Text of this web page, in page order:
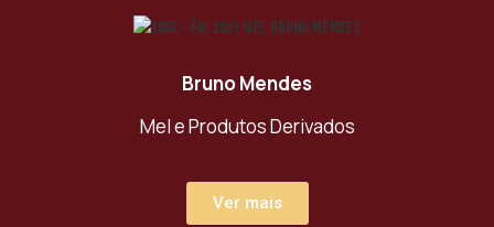
Bruno Mendes
Mel e Produtos Derivados
Ver mais